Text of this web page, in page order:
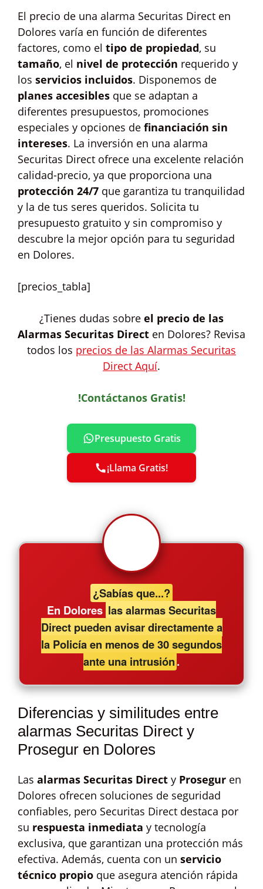
El precio de una alarma Securitas Direct en
Dolores varía en función de diferentes
factores, como el tipo de propiedad, su
tamaño, el nivel de protección requerido y
los servicios incluidos. Disponemos de
planes accesibles que se adaptan a
diferentes presupuestos, promociones
especiales y opciones de financiación sin
intereses. La inversión en una alarma
Securitas Direct ofrece una excelente relación
calidad-precio, ya que proporciona una
protección 24/7 que garantiza tu tranquilidad
y la de tus seres queridos. Solicita tu
presupuesto gratuito y sin compromiso y
descubre la mejor opción para tu seguridad
en Dolores.
[precios_tabla]
¿Tienes dudas sobre el precio de las
Alarmas Securitas Direct en Dolores? Revisa
todos los precios de las Alarmas Securitas
Direct Aquí.
!Contáctanos Gratis!
Presupuesto Gratis
¡Llama Gratis!
¿Sabías que...?
En Dolores las alarmas Securitas
Direct pueden avisar directamente a
la Policía en menos de 30 segundos
ante una intrusión.
Diferencias y similitudes entre
alarmas Securitas Direct y
Prosegur en Dolores
Las alarmas Securitas Direct y Prosegur en
Dolores ofrecen soluciones de seguridad
confiables, pero Securitas Direct destaca por
su respuesta inmediata y tecnología
exclusiva, que garantizan una protección más
efectiva. Además, cuenta con un servicio
técnico propio que asegura atención rápida